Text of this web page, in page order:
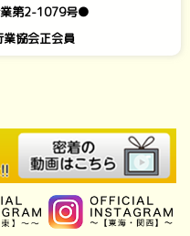
第2-1079号●
協会正会員